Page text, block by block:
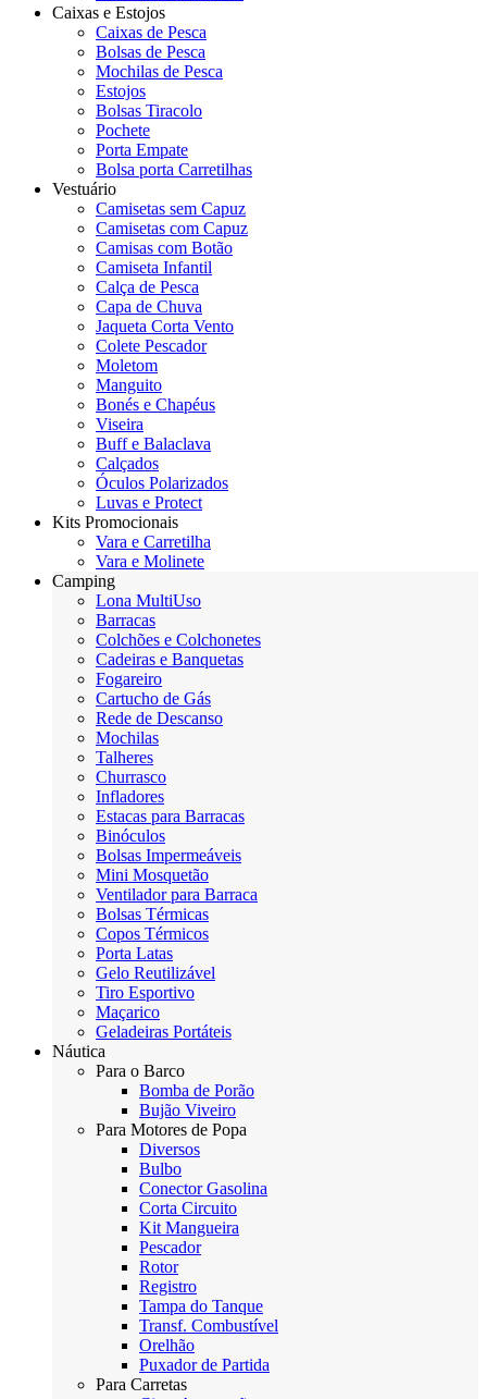
Caixas e Estojos
Caixas de Pesca
Bolsas de Pesca
Mochilas de Pesca
Estojos
Bolsas Tiracolo
Pochete
Porta Empate
Bolsa porta Carretilhas
Vestuário
Camisetas sem Capuz
Camisetas com Capuz
Camisas com Botão
Camiseta Infantil
Calça de Pesca
Capa de Chuva
Jaqueta Corta Vento
Colete Pescador
Moletom
Manguito
Bonés e Chapéus
Viseira
Buff e Balaclava
Calçados
Óculos Polarizados
Luvas e Protect
Kits Promocionais
Vara e Carretilha
Vara e Molinete
Camping
Lona MultiUso
Barracas
Colchões e Colchonetes
Cadeiras e Banquetas
Fogareiro
Cartucho de Gás
Rede de Descanso
Mochilas
Talheres
Churrasco
Infladores
Estacas para Barracas
Binóculos
Bolsas Impermeáveis
Mini Mosquetão
Ventilador para Barraca
Bolsas Térmicas
Copos Térmicos
Porta Latas
Gelo Reutilizável
Tiro Esportivo
Maçarico
Geladeiras Portáteis
Náutica
Para o Barco
Bomba de Porão
Bujão Viveiro
Para Motores de Popa
Diversos
Bulbo
Conector Gasolina
Corta Circuito
Kit Mangueira
Pescador
Rotor
Registro
Tampa do Tanque
Transf. Combustível
Orelhão
Puxador de Partida
Para Carretas